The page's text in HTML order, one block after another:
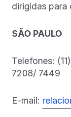
dirigidas para
SÃO PAULO
Telefones:
7208/ 7449
E-mail: